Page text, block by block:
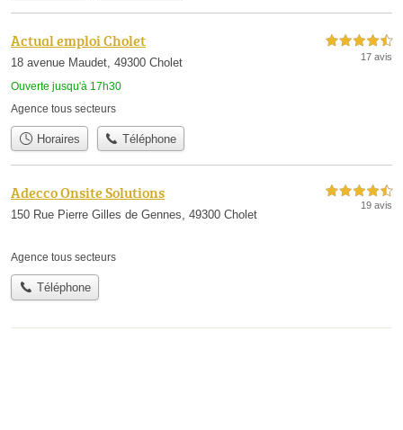
Actual emploi Cholet
18 avenue Maudet, 49300 Cholet
Ouverte jusqu'à 17h30
4,5 étoiles sur 5
17 avis
Agence tous secteurs
Horaires Téléphone
Adecco Onsite Solutions
150 Rue Pierre Gilles de Gennes, 49300 Cholet
4,5 étoiles sur 5
19 avis
Agence tous secteurs
Téléphone